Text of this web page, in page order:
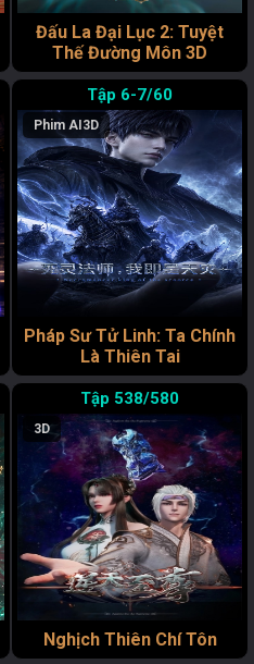
Đấu La Đại Lục 2: Tuyệt
Thế Đường Môn 3D
6-7/60
Phim AI 3D
Pháp Sư Tử Linh: Ta Chính
Là Thiên Tai
538/580
3D
Nghịch Thiên Chí Tôn